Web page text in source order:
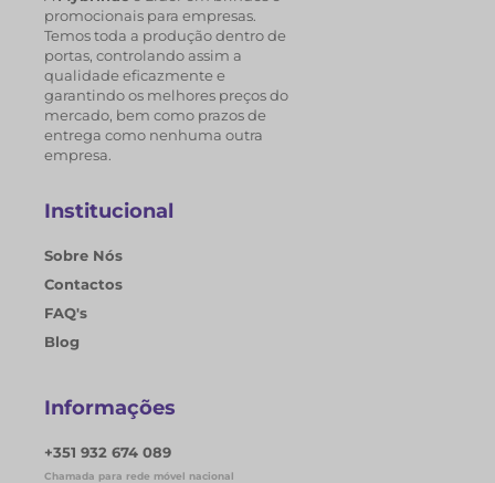
promocionais para empresas.
Temos toda a produção dentro de
portas, controlando assim a
qualidade eficazmente e
garantindo os melhores preços do
mercado, bem como prazos de
entrega como nenhuma outra
empresa.
Institucional
Sobre Nós
Contactos
FAQ's
Blog
Informações
+351 932 674 089
Chamada para rede móvel nacional